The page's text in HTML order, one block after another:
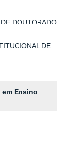
DOUTORADO
DE
Ensino